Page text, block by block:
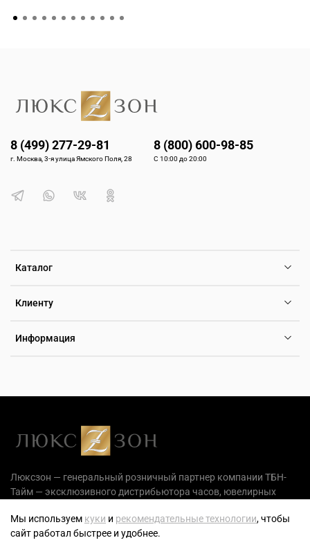
Каталог
Клиенту
Информация
8 (499) 277-29-81
г. Москва, 3-я улица Ямского Поля, 28
8 (800) 600-98-85
С 10:00 до 20:00
Люксзон — генеральный розничный партнер компании ТБН-
Тайм — эксклюзивного дистрибьютора часов, ювелирных
Мы используем куки и рекомендательные технологии, чтобы
сайт работал быстрее и удобнее.